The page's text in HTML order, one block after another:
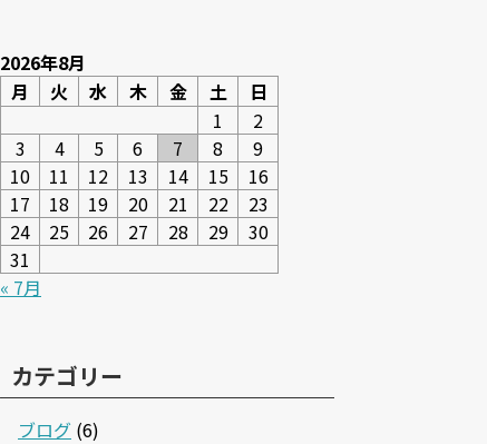
2026年8月
月
火 水 木 金 土
日
1
2
3
4 5 6 7 8
9
10
11 12 13 14 15
16
17
18 19 20 21 22
23
24
25 26 27 28 29
30
31
« 7月
カテゴリー
ブログ (6)